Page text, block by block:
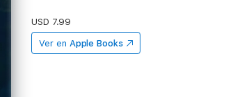
USD 7.99
Ver en Apple Books